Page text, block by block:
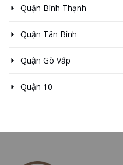
Quận Bình Thạnh
Quận Tân Bình
Quận Gò Vấp
Quận 10